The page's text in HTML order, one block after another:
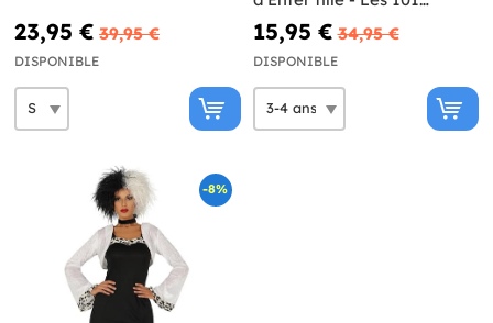
23,95 € 39,95 €
DISPONIBLE
Dalmatiens
15,95 € 34,95 €
DISPONIBLE
-8%